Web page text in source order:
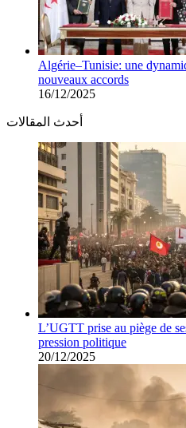
Algérie–Tunisie: une
nouveaux accords
16/12/2025
أحدث المقالات
L’UGTT prise au piège de
pression politique
20/12/2025